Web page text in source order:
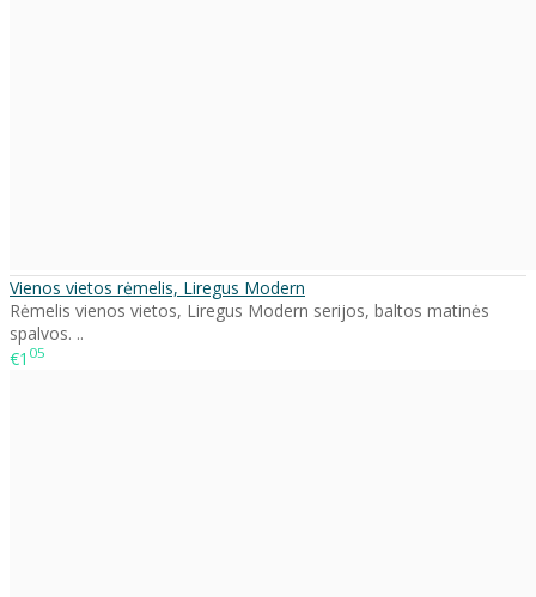
Vienos vietos rėmelis, Liregus Modern
Rėmelis vienos vietos, Liregus Modern serijos, baltos matinės
spalvos. ..
€1 05